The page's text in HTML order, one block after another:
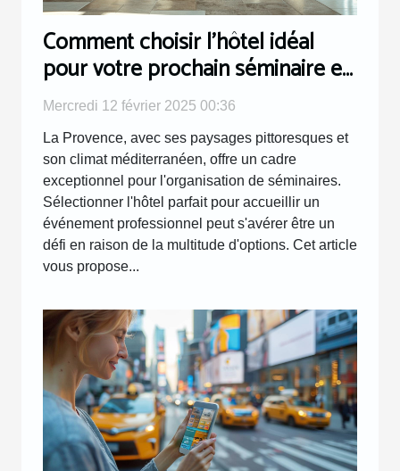
Comment choisir l'hôtel idéal
pour votre prochain séminaire en
Provence
Mercredi 12 février 2025 00:36
La Provence, avec ses paysages pittoresques et
son climat méditerranéen, offre un cadre
exceptionnel pour l'organisation de séminaires.
Sélectionner l'hôtel parfait pour accueillir un
événement professionnel peut s'avérer être un
défi en raison de la multitude d'options. Cet article
vous propose...